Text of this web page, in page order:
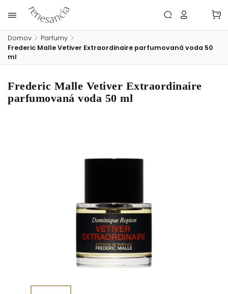
Domov / Parfumy /
Frederic Malle Vetiver Extraordinaire parfumovaná voda 50
ml
Frederic Malle Vetiver Extraordinaire
parfumovaná voda 50 ml